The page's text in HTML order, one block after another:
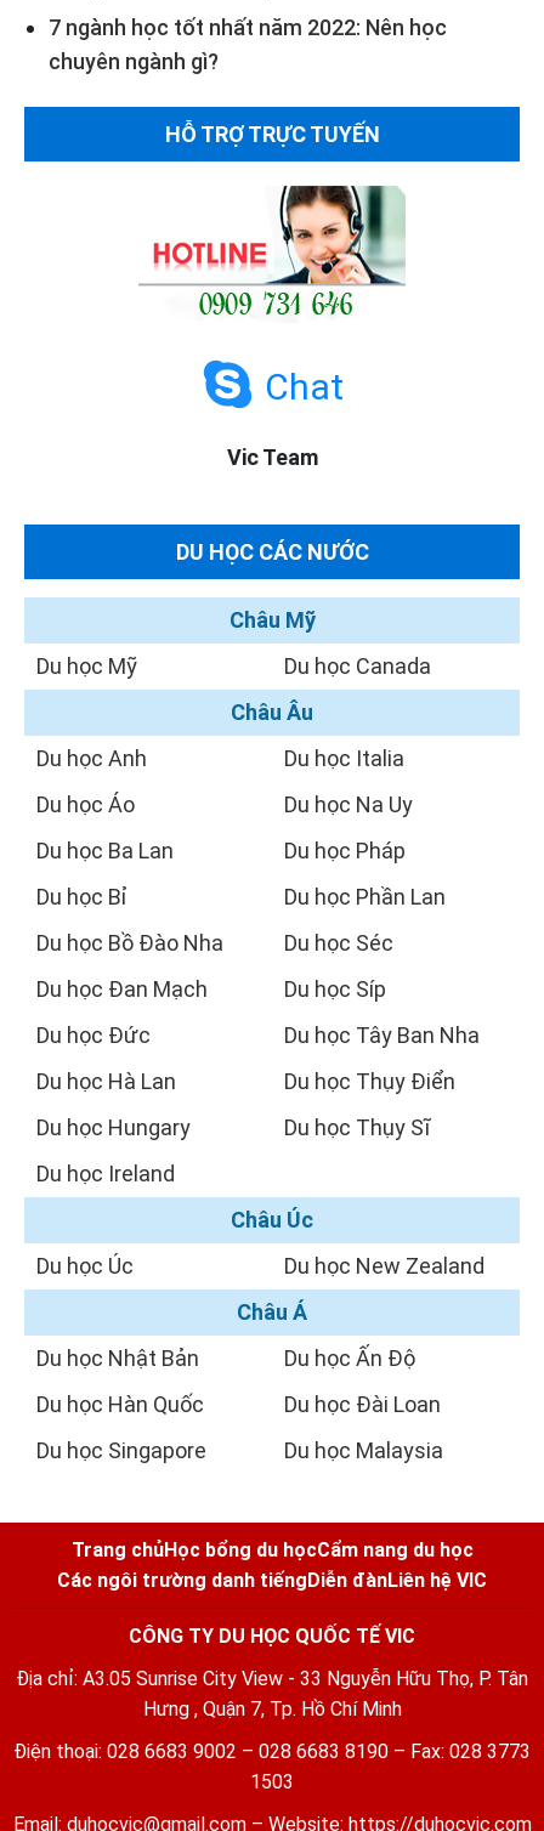
7 ngành học tốt nhất năm 2022: Nên học
chuyên ngành gì?
HỖ TRỢ TRỰC TUYẾN
Chat
Vic Team
DU HỌC CÁC NƯỚC
Châu Mỹ
Du học Mỹ
Du học Canada
Châu Âu
Du học Anh
Du học Áo
Du học Ba Lan
Du học Bỉ
Du học Bồ Đào Nha
Du học Đan Mạch
Du học Đức
Du học Hà Lan
Du học Hungary
Du học Ireland
Du học Italia
Du học Na Uy
Du học Pháp
Du học Phần Lan
Du học Séc
Du học Síp
Du học Tây Ban Nha
Du học Thụy Điển
Du học Thụy Sĩ
Châu Úc
Du học Úc
Du học New Zealand
Châu Á
Du học Nhật Bản
Du học Hàn Quốc
Du học Singapore
Du học Ấn Độ
Du học Đài Loan
Du học Malaysia
Trang chủHọc bổng du họcCẩm nang du học
Các ngôi trường danh tiếngDiễn đànLiên hệ VIC
CÔNG TY DU HỌC QUỐC TẾ VIC
Địa chỉ: A3.05 Sunrise City View - 33 Nguyễn Hữu Thọ, P. Tân
Hưng , Quận 7, Tp. Hồ Chí Minh
Điện thoại: 028 6683 9002 – 028 6683 8190 – Fax: 028 3773
1503
Email: duhocvic@gmail.com– Website: https://duhocvic.com